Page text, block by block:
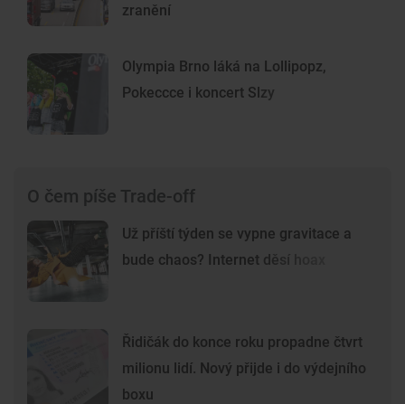
zranění
Olympia Brno láká na Lollipopz,
Pokeccce i koncert Slzy
O čem píše Trade-off
Už příští týden se vypne gravitace a
bude chaos? Internet děsí hoax
Řidičák do konce roku propadne čtvrt
milionu lidí. Nový přijde i do výdejního
boxu